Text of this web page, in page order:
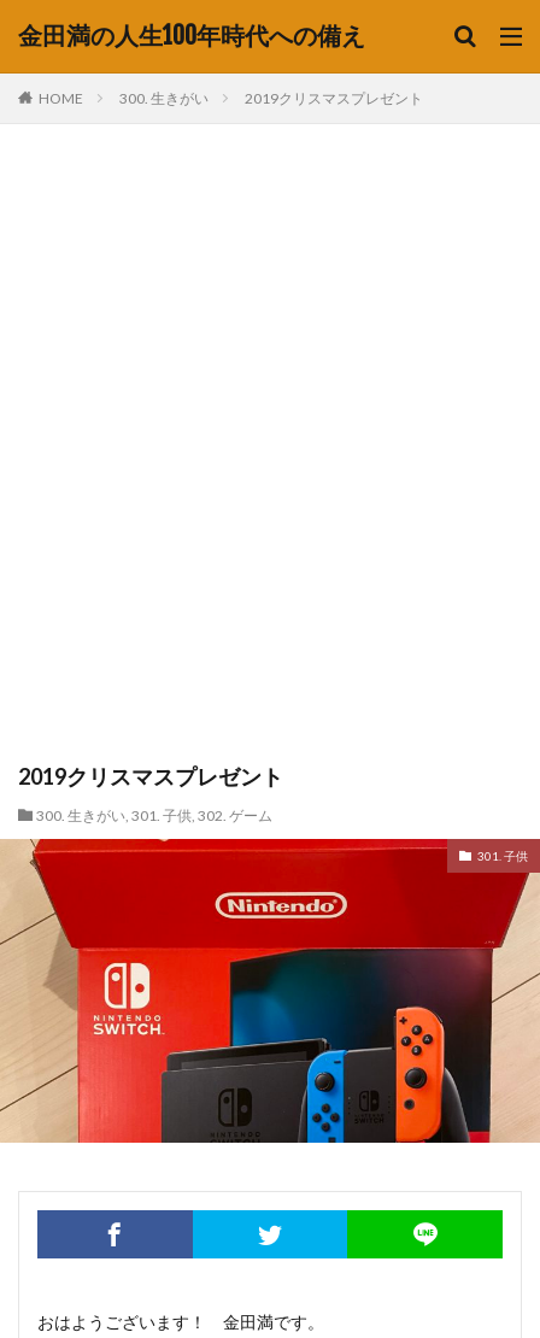
金田満の人生100年時代への備え
HOME 300. 生きがい 2019クリスマスプレゼント
2019クリスマスプレゼント
300. 生きがい, 301. 子供, 302. ゲーム
301. 子供
おはようございます！ 金田満です。